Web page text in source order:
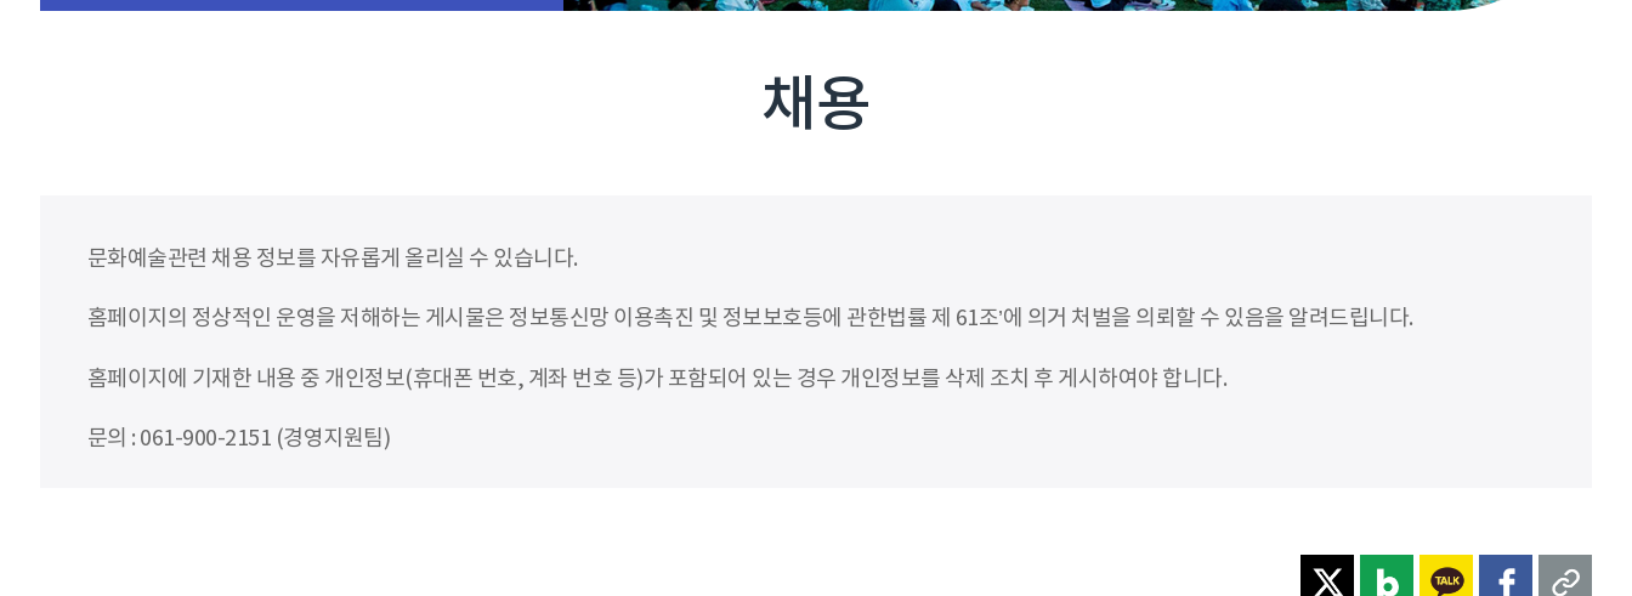
채용
문화예술관련 채용 정보를 자유롭게 올리실 수 있습니다.
홈페이지의 정상적인 운영을 저해하는 게시물은 정보통신망 이용촉진 및 정보보호등에 관한법률 제 61조’에 의거 처벌을 의뢰할 수 있음을 알려드립니다.
홈페이지에 기재한 내용 중 개인정보(휴대폰 번호, 계좌 번호 등)가 포함되어 있는 경우 개인정보를 삭제 조치 후 게시하여야 합니다.
문의 : 061-900-2151 (경영지원팀)